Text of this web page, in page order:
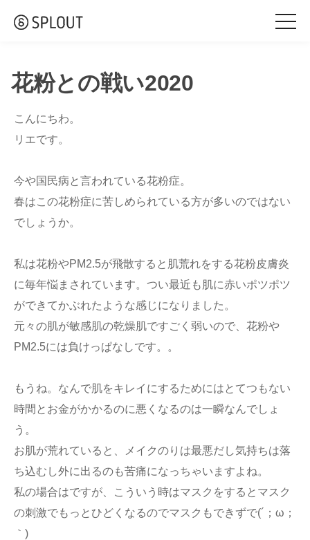
花粉との戦い2020
こんにちわ。
リエです。
今や国民病と言われている花粉症。
春はこの花粉症に苦しめられている方が多いのではない
でしょうか。
私は花粉やPM2.5が飛散すると肌荒れをする花粉皮膚炎
に毎年悩まされています。つい最近も肌に赤いポツポツ
ができてかぶれたような感じになりました。
元々の肌が敏感肌の乾燥肌ですごく弱いので、花粉や
PM2.5には負けっぱなしです。。
もうね。なんで肌をキレイにするためにはとてつもない
時間とお金がかかるのに悪くなるのは一瞬なんでしょ
う。
お肌が荒れていると、メイクのりは最悪だし気持ちは落
ち込むし外に出るのも苦痛になっちゃいますよね。
私の場合はですが、こういう時はマスクをするとマスク
の刺激でもっとひどくなるのでマスクもできずで(´；ω；
｀)